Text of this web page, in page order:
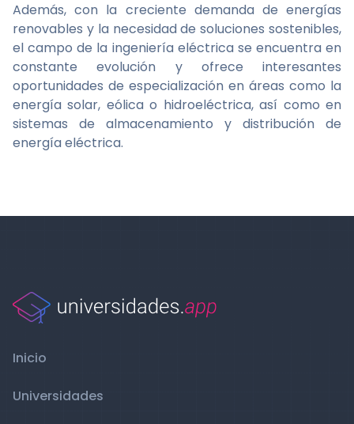
Además, con la creciente demanda de energías
renovables y la necesidad de soluciones sostenibles,
el campo de la ingeniería eléctrica se encuentra en
constante evolución y ofrece interesantes
oportunidades de especialización en áreas como la
energía solar, eólica o hidroeléctrica, así como en
sistemas de almacenamiento y distribución de
energía eléctrica.
Inicio
Universidades